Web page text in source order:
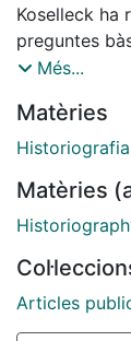
Koselleck ha
preguntes
respondre la
cinc segles
estat escrita
social de la
que
de Corbera i
Més...
Matèries
Historiografia
Matèries
Articles